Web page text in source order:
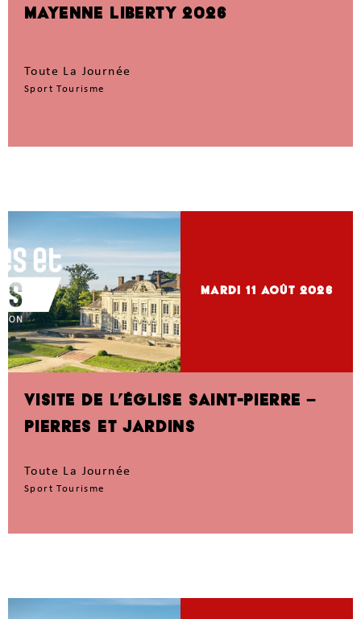
MAYENNE LIBERTY 2026
Toute La Journée
Sport Tourisme
mardi 11 Août 2026
VISITE DE L’ÉGLISE SAINT-PIERRE –
PIERRES ET JARDINS
Toute La Journée
Sport Tourisme